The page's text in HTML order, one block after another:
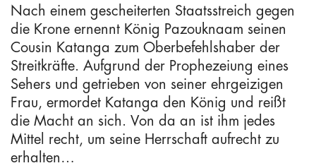
Nach einem gescheiterten Staatsstreich gegen
die Krone ernennt König Pazouknaam seinen
Cousin Katanga zum Oberbefehlshaber der
Streitkräfte. Aufgrund der Prophezeiung eines
Sehers und getrieben von seiner ehrgeizigen
Frau, ermordet Katanga den König und reißt
die Macht an sich. Von da an ist ihm jedes
Mittel recht, um seine Herrschaft aufrecht zu
erhalten…